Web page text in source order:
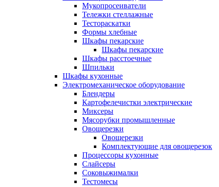
Мукопросеиватели
Тележки стеллажные
Тестораскатки
Формы хлебные
Шкафы пекарские
Шкафы пекарские
Шкафы расстоечные
Шпильки
Шкафы кухонные
Электромеханическое оборудование
Блендеры
Картофелечистки электрические
Миксеры
Мясорубки промышленные
Овощерезки
Овощерезки
Комплектующие для овощерезок
Процессоры кухонные
Слайсеры
Соковыжималки
Тестомесы